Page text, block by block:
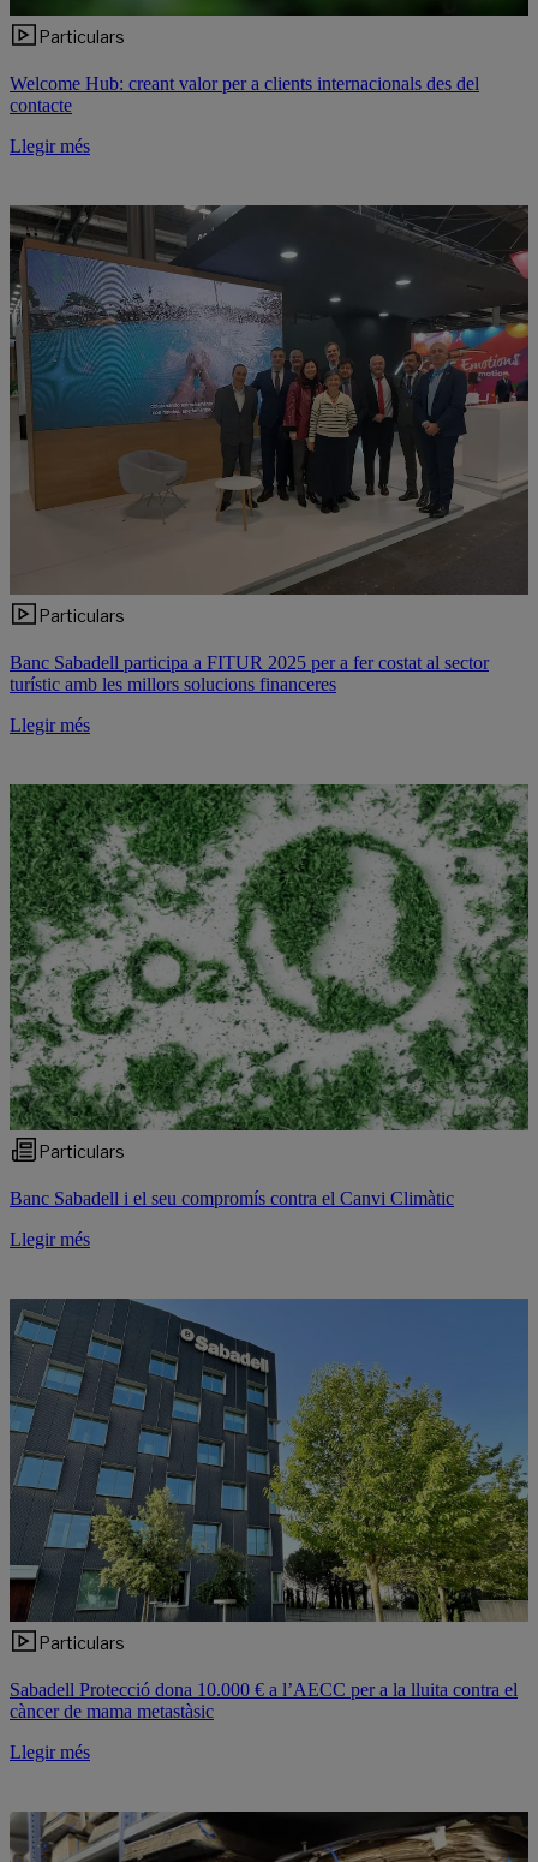
Particulars
Welcome Hub: creant valor per a clients internacionals des del
contacte
Llegir més
Particulars
Banc Sabadell participa a FITUR 2025 per a fer costat al sector
turístic amb les millors solucions financeres
Llegir més
Particulars
Banc Sabadell i el seu compromís contra el Canvi Climàtic
Llegir més
Particulars
Sabadell Protecció dona 10.000 € a l’AECC per a la lluita contra el
càncer de mama metastàsic
Llegir més